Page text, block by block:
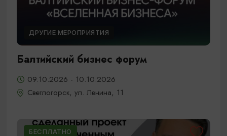
ДРУГИЕ МЕРОПРИЯТИЯ
Балтийский бизнес форум
09.10.2026 - 10.10.2026
Светлогорск, ул. Ленина, 11
БЕСПЛАТНО